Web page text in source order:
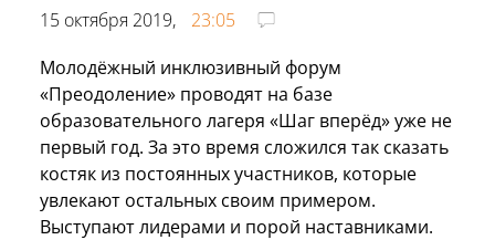
15 октября 2019,
23:05
Молодёжный инклюзивный форум
«Преодоление» проводят на базе
образовательного лагеря «Шаг вперёд» уже не
первый год. За это время сложился так сказать
костяк из постоянных участников, которые
увлекают остальных своим примером.
Выступают лидерами и порой наставниками.